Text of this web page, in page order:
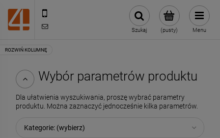
(pusty)
Szukaj Menu
Wybór parametrów produktu
Dla ułatwienia wyszukiwania, proszę wybrać parametry
produktu. Można zaznaczyć jednocześnie kilka parametrów.
Kategorie: (wybierz)